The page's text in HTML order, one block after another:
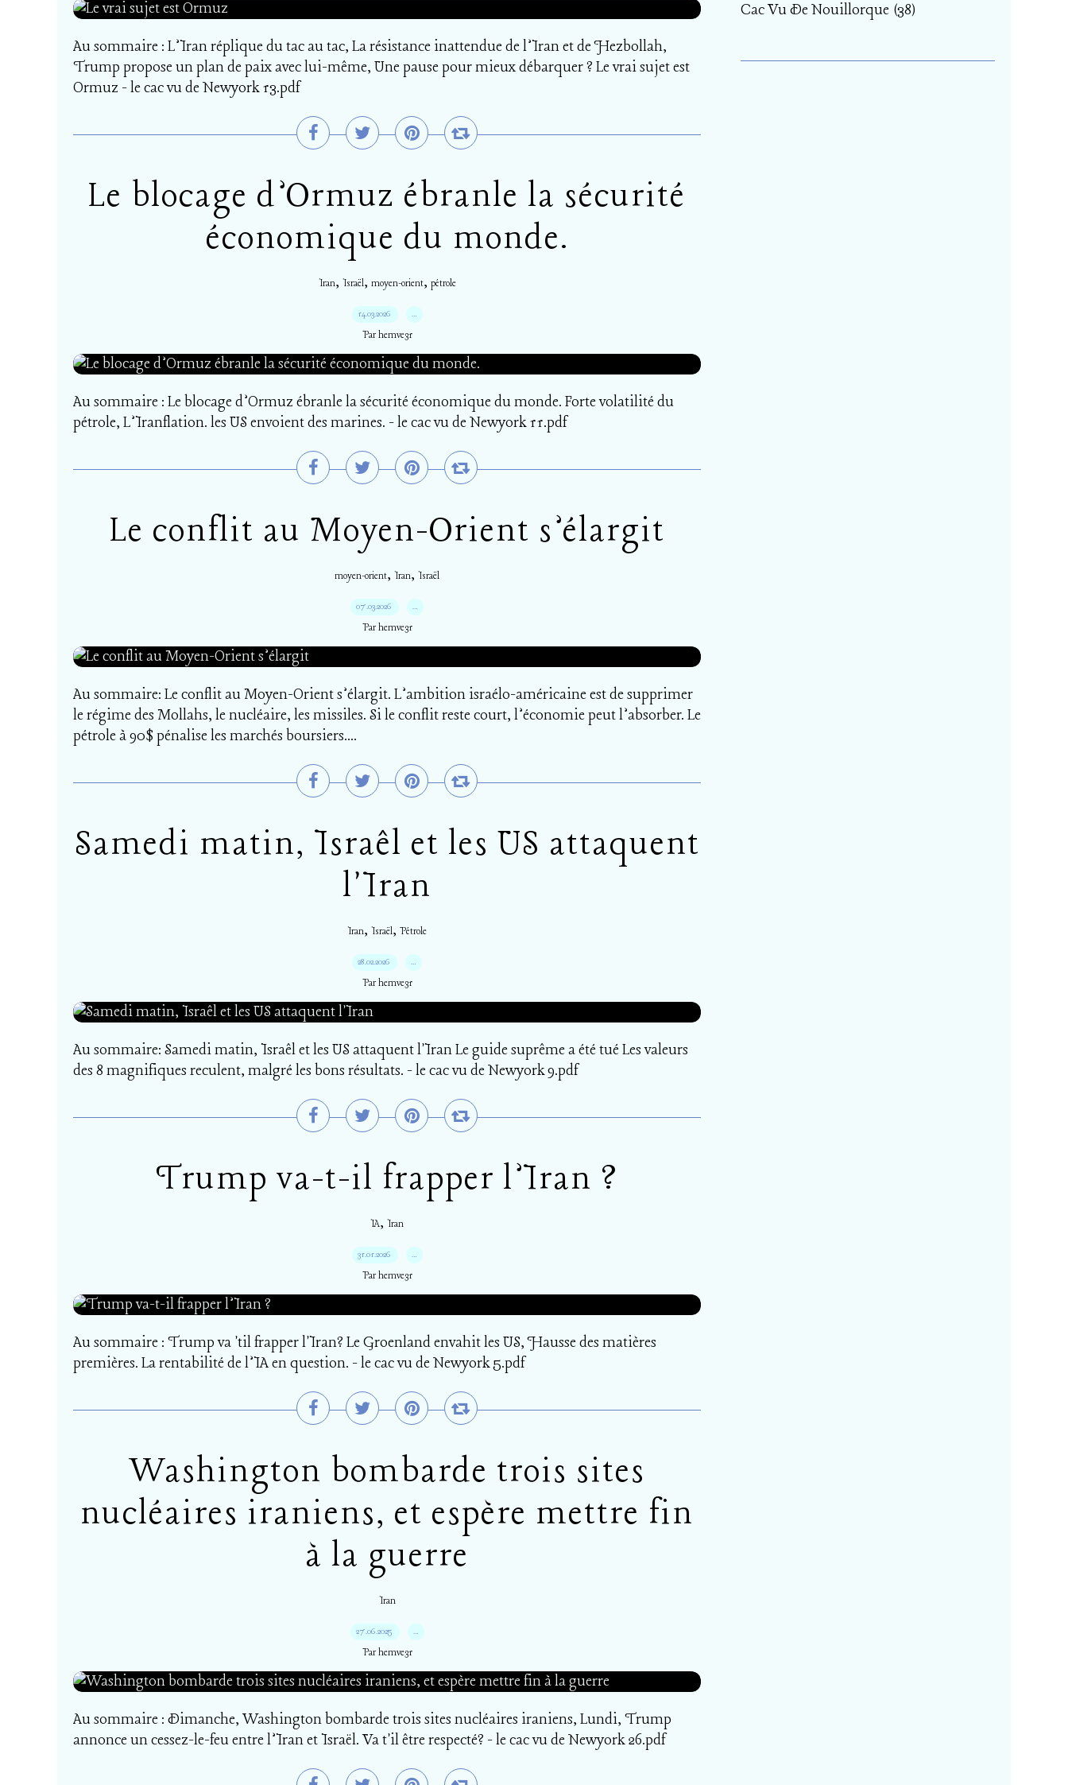
Au sommaire : L’Iran réplique du tac au tac, La résistance inattendue de l’Iran et de Hezbollah,
Trump propose un plan de paix avec lui-même, Une pause pour mieux débarquer ? Le vrai sujet est
Ormuz - le cac vu de Newyork 13.pdf
Le blocage d’Ormuz ébranle la sécurité
économique du monde.
Iran, Israël, moyen-orient, pétrole
14.03.2026 …
Par hemve31
Au sommaire : Le blocage d’Ormuz ébranle la sécurité économique du monde. Forte volatilité du
pétrole, L’Iranflation. les US envoient des marines. - le cac vu de Newyork 11.pdf
Le conflit au Moyen-Orient s’élargit
moyen-orient, Iran, Israël
07.03.2026 …
Par hemve31
Au sommaire: Le conflit au Moyen-Orient s’élargit. L’ambition israélo-américaine est de supprimer
le régime des Mollahs, le nucléaire, les missiles. Si le conflit reste court, l’économie peut l’absorber. Le
pétrole à 90$ pénalise les marchés boursiers....
Samedi matin, Israêl et les US attaquent
l'Iran
Iran, Israël, Pétrole
28.02.2026 …
Par hemve31
Au sommaire: Samedi matin, Israêl et les US attaquent l'Iran Le guide suprême a été tué Les valeurs
des 8 magnifiques reculent, malgré les bons résultats. - le cac vu de Newyork 9.pdf
Trump va-t-il frapper l’Iran ?
IA, Iran
31.01.2026 …
Par hemve31
Au sommaire : Trump va 'til frapper l'Iran? Le Groenland envahit les US, Hausse des matières
premières. La rentabilité de l’IA en question. - le cac vu de Newyork 5.pdf
Washington bombarde trois sites
nucléaires iraniens, et espère mettre fin
à la guerre
Iran
27.06.2025 …
Par hemve31
Au sommaire : Dimanche, Washington bombarde trois sites nucléaires iraniens, Lundi, Trump
annonce un cessez-le-feu entre l’Iran et Israël. Va t'il être respecté? - le cac vu de Newyork 26.pdf
Cac Vu De Nouillorque (38)